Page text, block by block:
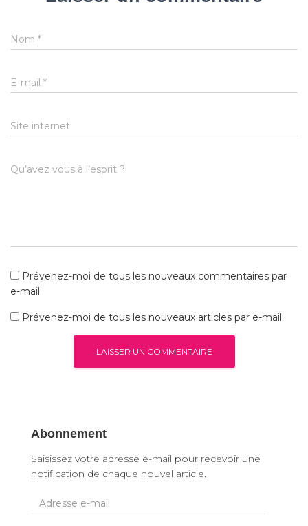
Nom *
E-mail *
Site internet
Qu’avez vous à l’esprit ?
Prévenez-moi de tous les nouveaux commentaires par
e-mail.
Prévenez-moi de tous les nouveaux articles par e-mail.
Abonnement
Saisissez votre adresse e-mail pour recevoir une
notification de chaque nouvel article.
d